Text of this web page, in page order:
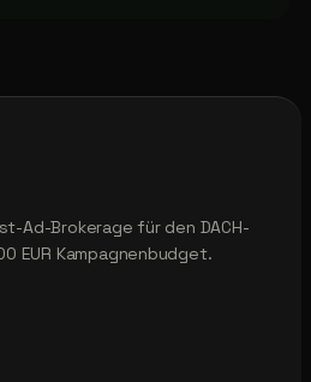
Ad-Brokerage für den DACH-
EUR Kampagnenbudget.